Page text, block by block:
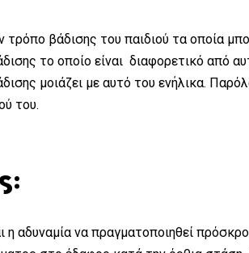
βάδισης του παιδιού τα οποία
το οποίο είναι διαφορετικό από
μοιάζει με αυτό του ενήλικα.
του.
η αδυναμία να πραγματοποιηθεί